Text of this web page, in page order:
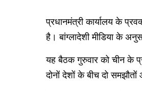
प्रधानमंत्री कार्यालय के
है। बांग्लादेशी मीडिया के
यह बैठक गुरुवार को चीन के
दोनों देशों के बीच दो